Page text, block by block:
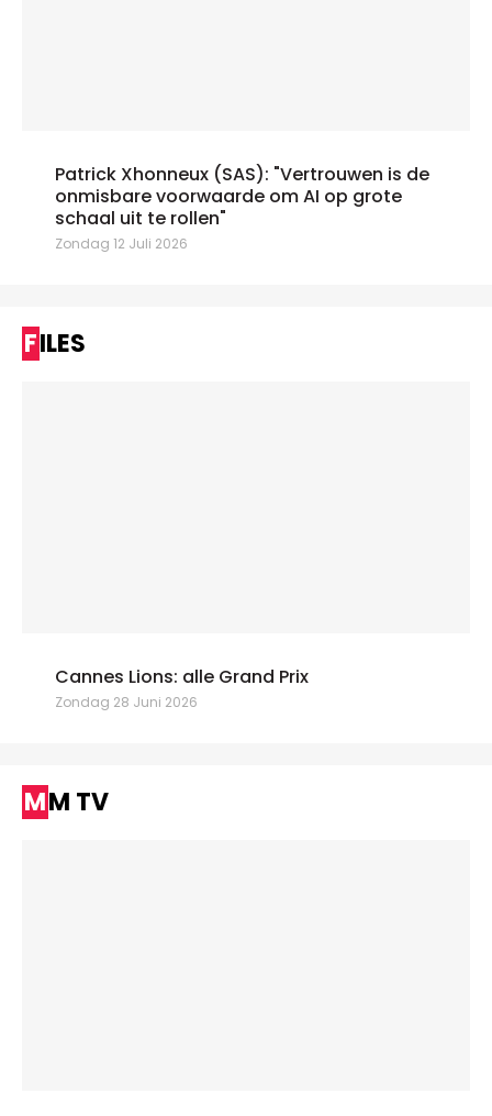
Patrick Xhonneux (SAS): "Vertrouwen is de
onmisbare voorwaarde om AI op grote
schaal uit te rollen"
Zondag 12 Juli 2026
FILES
Cannes Lions: alle Grand Prix
Zondag 28 Juni 2026
MM TV